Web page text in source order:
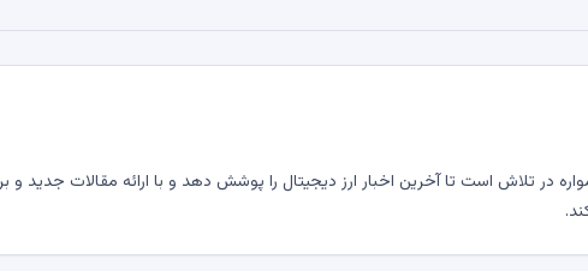
در تلاش است تا آخرین اخبار ارز دیجیتال را پوشش دهد و با ارائه مقالات جدید و